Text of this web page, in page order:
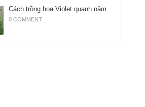
Cách trồng hoa Violet quanh năm
0 COMMENT